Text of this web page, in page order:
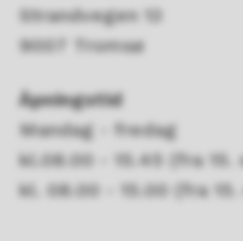
Strandvegen 13
9007 Tromsø
Åpningstid
Mandag - fredag
kl.08.00 - 15.45 (fra
kl. 08.00 - 15.00 (fra